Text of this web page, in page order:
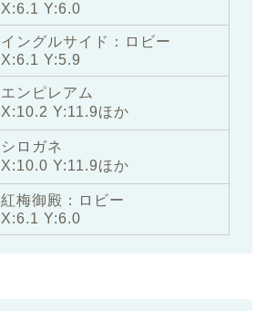
X:6.1 Y:6.0
イングルサイド：ロビー
X:6.1 Y:5.9
エンピレアム
X:10.2 Y:11.9ほか
シロガネ
X:10.0 Y:11.9ほか
紅梅御殿：ロビー
X:6.1 Y:6.0